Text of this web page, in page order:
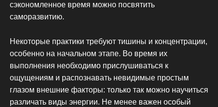
сэкономленное время можно посвятить
саморазвитию.
Некоторые практики требуют тишины и концентрации,
особенно на начальном этапе. Во время их
выполнения необходимо прислушиваться к
ощущениям и распознавать невидимые простым
глазом внешние факторы: только так можно научиться
различать виды энергии. Не менее важен особый